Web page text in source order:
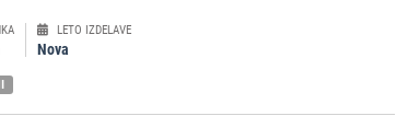
LETO IZDELAVE
Nova